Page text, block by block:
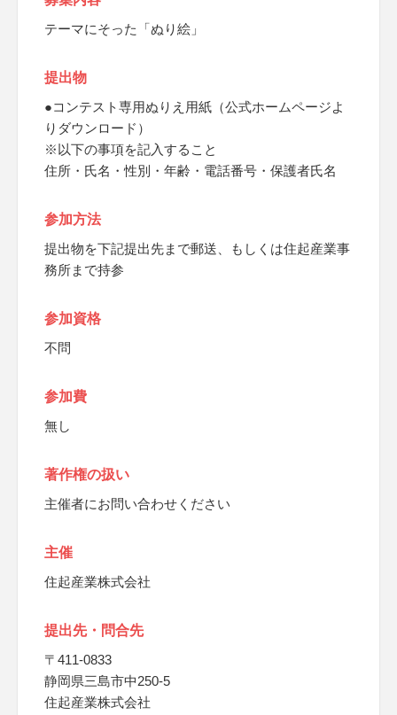
テーマにそった「ぬり絵」
提出物
●コンテスト専用ぬりえ用紙（公式ホームページよ
りダウンロード）
※以下の事項を記入すること
住所・氏名・性別・年齢・電話番号・保護者氏名
参加方法
提出物を下記提出先まで郵送、もしくは住起産業事
務所まで持参
参加資格
不問
参加費
無し
著作権の扱い
主催者にお問い合わせください
主催
住起産業株式会社
提出先・問合先
〒411-0833
静岡県三島市中250-5
住起産業株式会社